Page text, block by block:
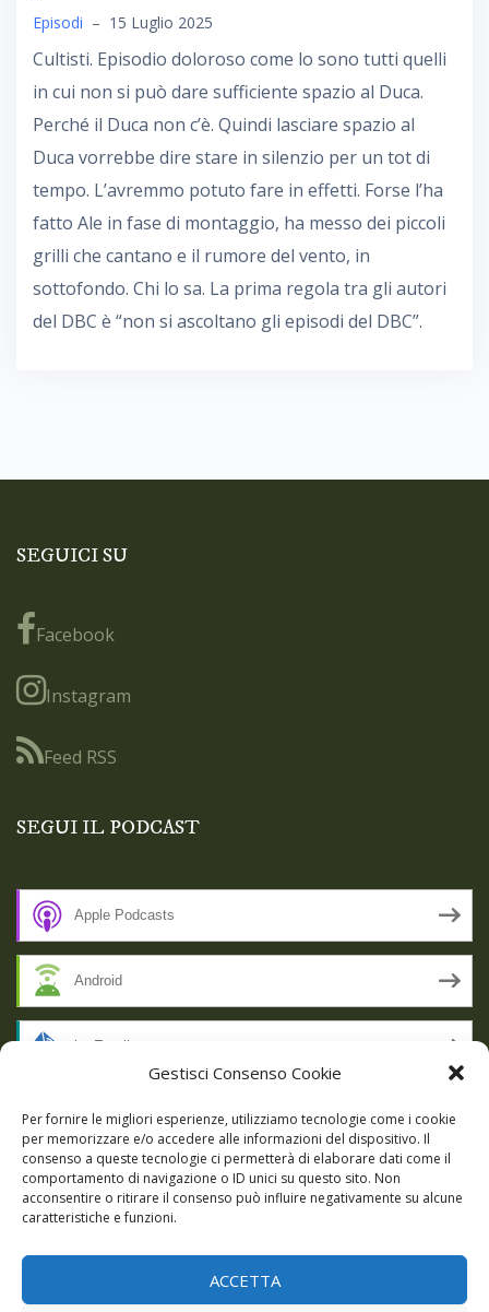
Gestisci Consenso Cookie
Per fornire le migliori esperienze, utilizziamo tecnologie come i cookie
per memorizzare e/o accedere alle informazioni del dispositivo. Il
consenso a queste tecnologie ci permetterà di elaborare dati come il
comportamento di navigazione o ID unici su questo sito. Non
acconsentire o ritirare il consenso può influire negativamente su alcune
caratteristiche e funzioni.
ACCETTA
Episodi – 15 Luglio 2025
Cultisti. Episodio doloroso come lo sono tutti quelli
in cui non si può dare sufficiente spazio al Duca.
Perché il Duca non c’è. Quindi lasciare spazio al
Duca vorrebbe dire stare in silenzio per un tot di
tempo. L’avremmo potuto fare in effetti. Forse l’ha
fatto Ale in fase di montaggio, ha messo dei piccoli
grilli che cantano e il rumore del vento, in
sottofondo. Chi lo sa. La prima regola tra gli autori
del DBC è “non si ascoltano gli episodi del DBC”.
SEGUICI SU
Facebook
Instagram
Feed RSS
SEGUI IL PODCAST
Apple Podcasts
Android
by Email
RSS
SSL SECURE